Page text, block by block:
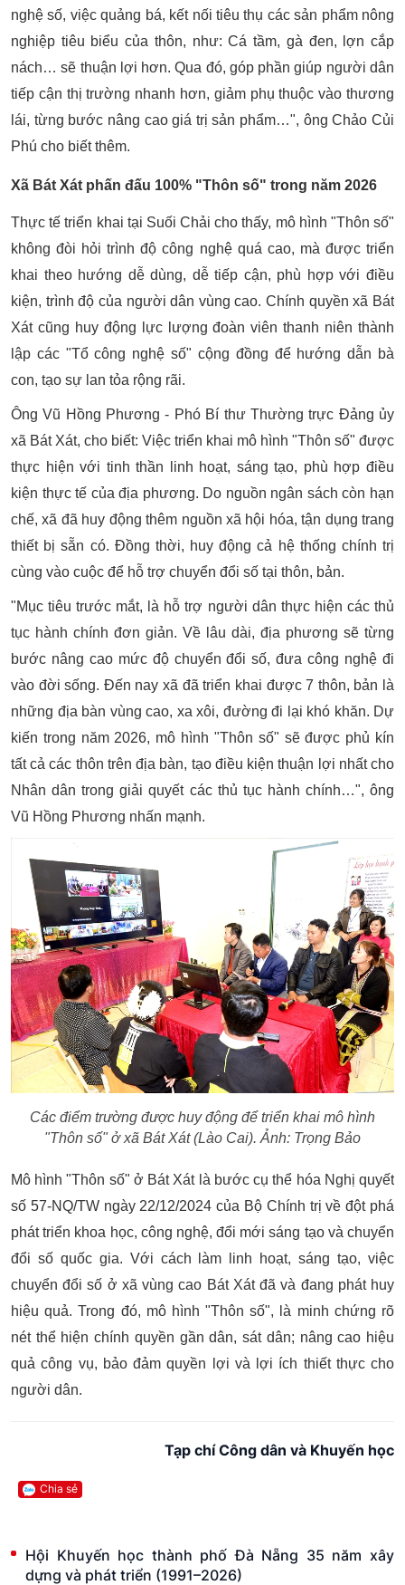
nghệ số, việc quảng bá, kết nối tiêu thụ các sản phẩm nông
nghiệp tiêu biểu của thôn, như: Cá tầm, gà đen, lợn cắp
nách… sẽ thuận lợi hơn. Qua đó, góp phần giúp người dân
tiếp cận thị trường nhanh hơn, giảm phụ thuộc vào thương
lái, từng bước nâng cao giá trị sản phẩm…", ông Chảo Củi
Phú cho biết thêm.
Xã Bát Xát phấn đấu 100% "Thôn số" trong năm 2026
Thực tế triển khai tại Suối Chải cho thấy, mô hình "Thôn số"
không đòi hỏi trình độ công nghệ quá cao, mà được triển
khai theo hướng dễ dùng, dễ tiếp cận, phù hợp với điều
kiện, trình độ của người dân vùng cao. Chính quyền xã Bát
Xát cũng huy động lực lượng đoàn viên thanh niên thành
lập các "Tổ công nghệ số" cộng đồng để hướng dẫn bà
con, tạo sự lan tỏa rộng rãi.
Ông Vũ Hồng Phương - Phó Bí thư Thường trực Đảng ủy
xã Bát Xát, cho biết: Việc triển khai mô hình "Thôn số" được
thực hiện với tinh thần linh hoạt, sáng tạo, phù hợp điều
kiện thực tế của địa phương. Do nguồn ngân sách còn hạn
chế, xã đã huy động thêm nguồn xã hội hóa, tận dụng trang
thiết bị sẵn có. Đồng thời, huy động cả hệ thống chính trị
cùng vào cuộc để hỗ trợ chuyển đổi số tại thôn, bản.
"Mục tiêu trước mắt, là hỗ trợ người dân thực hiện các thủ
tục hành chính đơn giản. Về lâu dài, địa phương sẽ từng
bước nâng cao mức độ chuyển đổi số, đưa công nghệ đi
vào đời sống. Đến nay xã đã triển khai được 7 thôn, bản là
những địa bàn vùng cao, xa xôi, đường đi lại khó khăn. Dự
kiến trong năm 2026, mô hình "Thôn số" sẽ được phủ kín
tất cả các thôn trên địa bàn, tạo điều kiện thuận lợi nhất cho
Nhân dân trong giải quyết các thủ tục hành chính…", ông
Vũ Hồng Phương nhấn mạnh.
Các điểm trường được huy động để triển khai mô hình
"Thôn số" ở xã Bát Xát (Lào Cai). Ảnh: Trọng Bảo
Mô hình "Thôn số" ở Bát Xát là bước cụ thể hóa Nghị quyết
số 57-NQ/TW ngày 22/12/2024 của Bộ Chính trị về đột phá
phát triển khoa học, công nghệ, đổi mới sáng tạo và chuyển
đổi số quốc gia. Với cách làm linh hoạt, sáng tạo, việc
chuyển đổi số ở xã vùng cao Bát Xát đã và đang phát huy
hiệu quả. Trong đó, mô hình "Thôn số", là minh chứng rõ
nét thể hiện chính quyền gần dân, sát dân; nâng cao hiệu
quả công vụ, bảo đảm quyền lợi và lợi ích thiết thực cho
người dân.
Tạp chí Công dân và Khuyến học
Chia sẻ
Hội Khuyến học thành phố Đà Nẵng 35 năm xây
dựng và phát triển (1991–2026)